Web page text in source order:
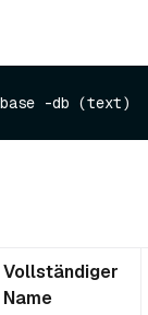
Vollständiger
Name